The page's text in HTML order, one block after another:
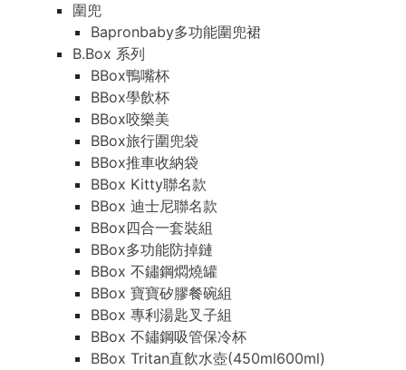
圍兜
Bapronbaby多功能圍兜裙
B.Box 系列
BBox鴨嘴杯
BBox學飲杯
BBox咬樂美
BBox旅行圍兜袋
BBox推車收納袋
BBox Kitty聯名款
BBox 迪士尼聯名款
BBox四合一套裝組
BBox多功能防掉鏈
BBox 不鏽鋼燜燒罐
BBox 寶寶矽膠餐碗組
BBox 專利湯匙叉子組
BBox 不鏽鋼吸管保冷杯
BBox Tritan直飲水壺(450ml600ml)